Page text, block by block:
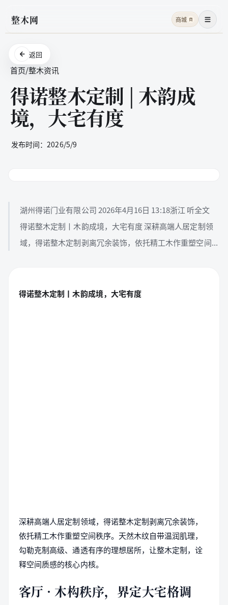
整木网 商城 商 菜单
返回
首页/整木资讯
得诺整木定制 | 木韵成
境，大宅有度
发布时间：2026/5/9
湖州得诺门业有限公司 2026年4月16日 13:18浙江 听全文
得诺整木定制丨木韵成境，大宅有度 深耕高端人居定制领
域，得诺整木定制剥离冗余装饰，依托精工木作重塑空间...
得诺整木定制丨木韵成境，大宅有度
深耕高端人居定制领域，得诺整木定制剥离冗余装饰，
依托精工木作重塑空间秩序。天然木纹自带温润肌理，
勾勒克制高级、通透有序的理想居所，让整木定制，诠
释空间质感的核心内核。
客厅 · 木构秩序，界定大宅格调